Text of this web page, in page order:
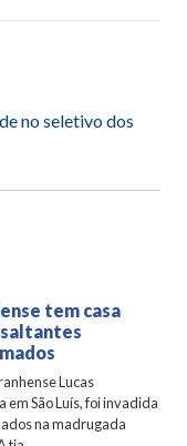
no seletivo dos
tem casa
Lucas
em São Luís, foi invadida
na madrugada